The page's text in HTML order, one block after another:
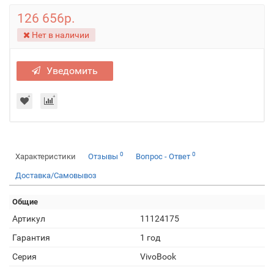
126 656р.
Нет в наличии
Уведомить
Характеристики Отзывы 0 Вопрос - Ответ 0
Доставка/Самовывоз
Общие
Артикул
11124175
Гарантия
1 год
Серия
VivoBook